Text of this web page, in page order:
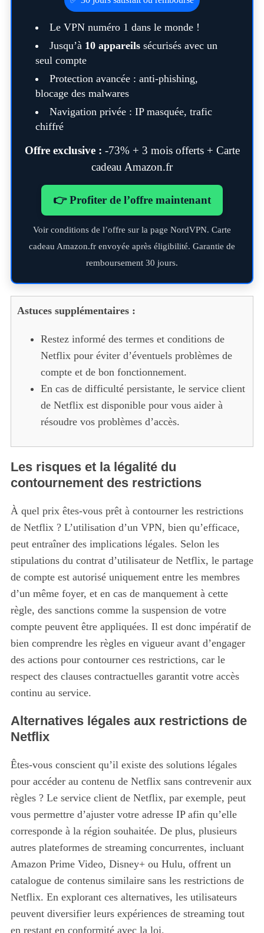
Le VPN numéro 1 dans le monde !
Jusqu’à 10 appareilssécurisés avec un
seul compte
Protection avancée : anti-phishing,
blocage des malwares
Navigation privée : IP masquée, trafic
chiffré
Offre exclusive : -73% + 3 mois offerts + Carte
cadeau Amazon.fr
👉 Profiter de l’offre maintenant
Voir conditions de l’offre sur la page NordVPN. Carte
cadeau Amazon.fr envoyée après éligibilité. Garantie de
remboursement 30 jours.
Astuces supplémentaires :
Restez informé des termes et conditions de
Netflix pour éviter d’éventuels problèmes de
compte et de bon fonctionnement.
En cas de difficulté persistante, le service client
de Netflix est disponible pour vous aider à
résoudre vos problèmes d’accès.
Les risques et la légalité du
contournement des restrictions
À quel prix êtes-vous prêt à contourner les restrictions
de Netflix ? L’utilisation d’un VPN, bien qu’efficace,
peut entraîner des implications légales. Selon les
stipulations du contrat d’utilisateur de Netflix, le partage
de compte est autorisé uniquement entre les membres
d’un même foyer, et en cas de manquement à cette
règle, des sanctions comme la suspension de votre
compte peuvent être appliquées. Il est donc impératif de
bien comprendre les règles en vigueur avant d’engager
des actions pour contourner ces restrictions, car le
respect des clauses contractuelles garantit votre accès
continu au service.
Alternatives légales aux restrictions de
Netflix
Êtes-vous conscient qu’il existe des solutions légales
pour accéder au contenu de Netflix sans contrevenir aux
règles ? Le service client de Netflix, par exemple, peut
vous permettre d’ajuster votre adresse IP afin qu’elle
corresponde à la région souhaitée. De plus, plusieurs
autres plateformes de streaming concurrentes, incluant
Amazon Prime Video, Disney+ ou Hulu, offrent un
catalogue de contenus similaire sans les restrictions de
Netflix. En explorant ces alternatives, les utilisateurs
peuvent diversifier leurs expériences de streaming tout
en restant en conformité avec la loi.
S
a
r
h
f
: